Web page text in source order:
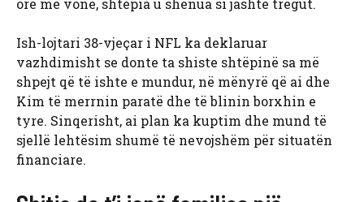
orë më vonë, shtëpia u shënua si jashtë tregut.
Ish-lojtari 38-vjeçar i NFL ka deklaruar
vazhdimisht se donte ta shiste shtëpinë sa më
shpejt që të ishte e mundur, në mënyrë që ai dhe
Kim të merrnin paratë dhe të blinin borxhin e
tyre. Sinqerisht, ai plan ka kuptim dhe mund të
sjellë lehtësim shumë të nevojshëm për situatën
financiare.